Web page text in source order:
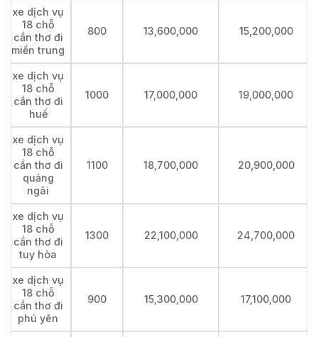
xe dịch vụ
18 chỗ
cần thơ đi
miền trung
800 13,600,000 15,200,000
xe dịch vụ
18 chỗ
cần thơ đi
huế
1000 17,000,000 19,000,000
xe dịch vụ
18 chỗ
cần thơ đi
quảng
ngãi
1100 18,700,000 20,900,000
xe dịch vụ
18 chỗ
cần thơ đi
tuy hòa
1300 22,100,000 24,700,000
xe dịch vụ
18 chỗ
cần thơ đi
phú yên
900 15,300,000 17,100,000